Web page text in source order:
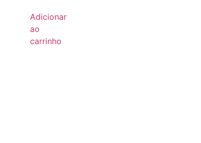
Adicionar
ao
carrinho